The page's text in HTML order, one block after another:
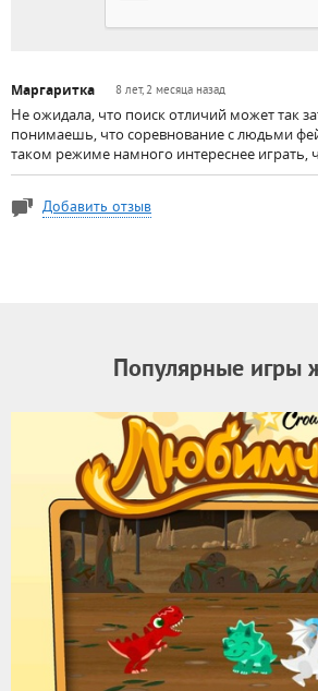
Маргаритка 8 лет, 2 месяца назад
Не ожидала, что поиск отличий может так
понимаешь, что соревнование с людьми
таком режиме намного интереснее играть,
Добавить отзыв
Популярные игры